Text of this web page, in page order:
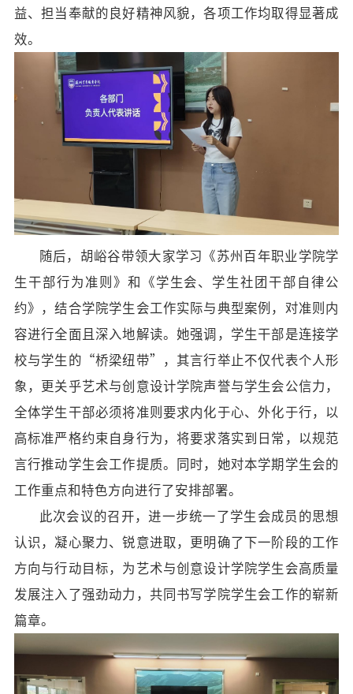
益、担当奉献的良好精神风貌，各项工作均取得显著成
效。
随后，胡峪谷带领大家学习《苏州百年职业学院学
生干部行为准则》和《学生会、学生社团干部自律公
约》，结合学院学生会工作实际与典型案例，对准则内
容进行全面且深入地 解读。她强调，学生干部是连接学
校与学生的 “桥梁纽带”，其言行举止不仅代表个人形
象，更关乎艺术与创意设计学院声誉与学生会公信力，
全体学生干部必须将准则要求内化于心、外化于行，以
高标准严格约束自身行为，将要求落实到日常，以规范
言行推动学生会工作提质。同时，她对本学期学生会的
工作重点和特色方向进行了安排部署。
此次会议的召开，进一步统一了学生会成员的思想
认识，凝心聚力、锐意进取，更明确了下一阶段的工作
方向与行动目标，为 艺术与创意设计学院学生会高质量
发展注入了强劲动力，共同书写学院学生会工作的崭新
篇章。